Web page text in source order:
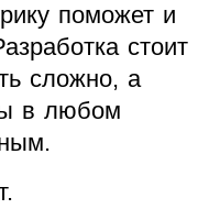
поможет и
стоит
сложно, а
в любом